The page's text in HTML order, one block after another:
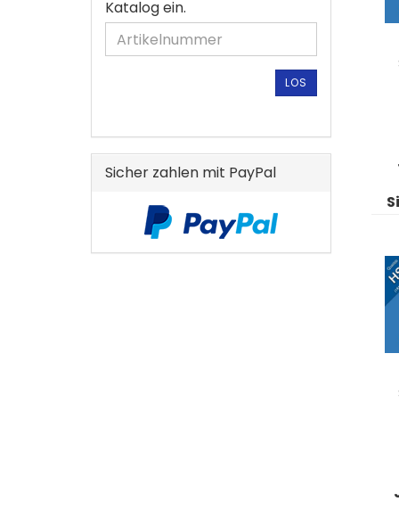
SIE
DIE
ARTIKELNUMMER
Katalog ein.
LOS
Sicher zahlen mit PayPal